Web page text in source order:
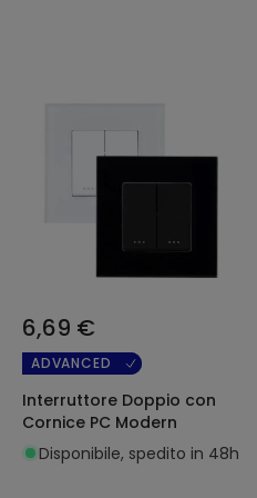
6,69 €
ADVANCED
Interruttore Doppio con
Cornice PC Modern
Disponibile, spedito in 48h